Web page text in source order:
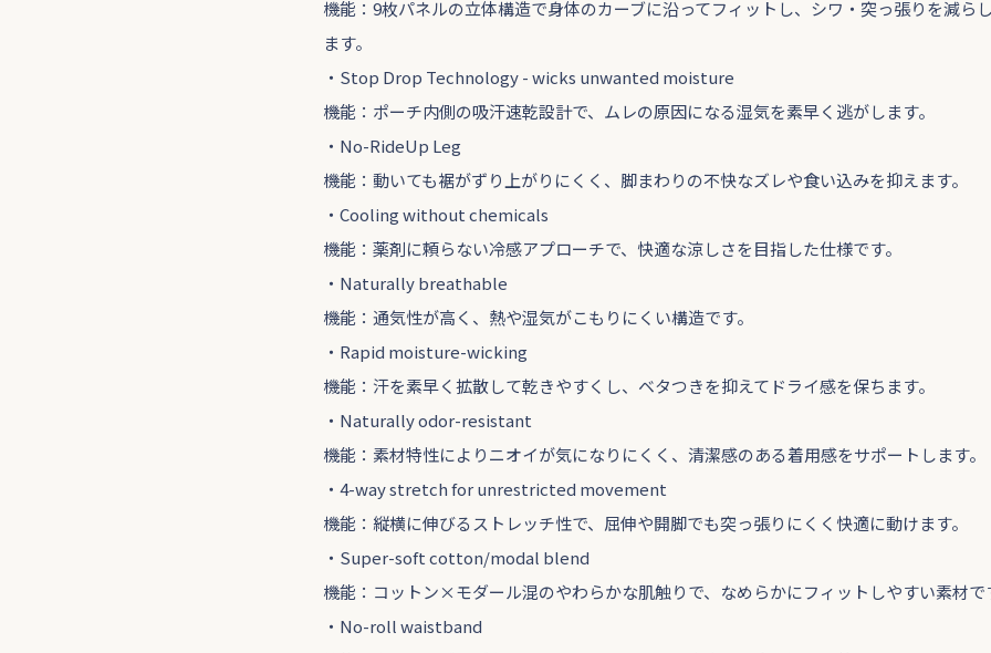
機能：9枚パネルの立体構造で身体のカーブに沿ってフィットし、シワ・突っ張りを減ら
ます。
・Stop Drop Technology - wicks unwanted moisture
機能：ポーチ内側の吸汗速乾設計で、ムレの原因になる湿気を素早く逃がします。
・No-RideUp Leg
機能：動いても裾がずり上がりにくく、脚まわりの不快なズレや食い込みを抑えます。
・Cooling without chemicals
機能：薬剤に頼らない冷感アプローチで、快適な涼しさを目指した仕様です。
・Naturally breathable
機能：通気性が高く、熱や湿気がこもりにくい構造です。
・Rapid moisture-wicking
機能：汗を素早く拡散して乾きやすくし、ベタつきを抑えてドライ感を保ちます。
・Naturally odor-resistant
機能：素材特性によりニオイが気になりにくく、清潔感のある着用感をサポートします。
・4-way stretch for unrestricted movement
機能：縦横に伸びるストレッチ性で、屈伸や開脚でも突っ張りにくく快適に動けます。
・Super-soft cotton/modal blend
機能：コットン×モダール混のやわらかな肌触りで、なめらかにフィットしやすい素材で
・No-roll waistband